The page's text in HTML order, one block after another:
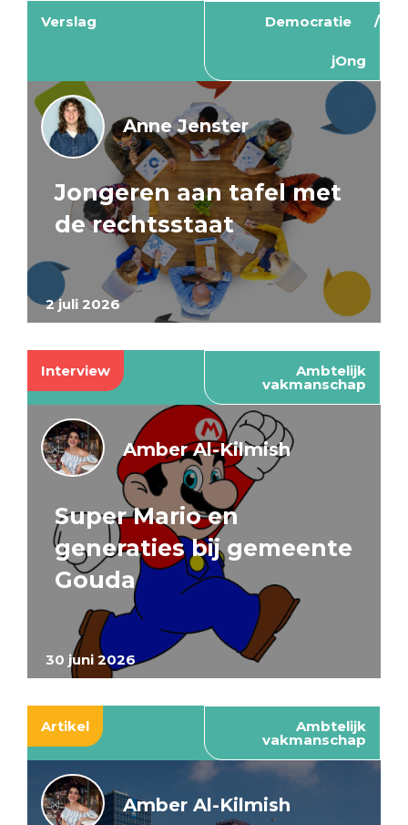
Verslag Democratie
jOng
2 juli 2026
Anne Jenster
Jongeren aan tafel met
de rechtsstaat
Interview Ambtelijk
vakmanschap
30 juni 2026
Amber Al-Kilmish
Super Mario en
generaties bij gemeente
Gouda
Artikel Ambtelijk
vakmanschap
Amber Al-Kilmish